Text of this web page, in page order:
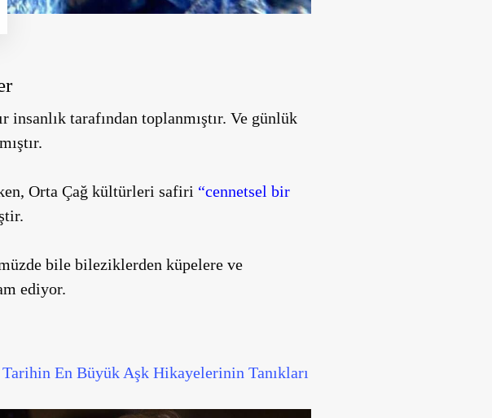
tarafından toplanmıştır. Ve günlük
Orta Çağ kültürleri safiri “cennetsel bir
bile bileziklerden küpelere ve
ediyor.
En Büyük Aşk Hikayelerinin Tanıkları